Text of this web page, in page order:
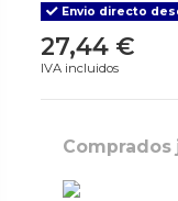
Envio directo
27,44 €
IVA incluidos